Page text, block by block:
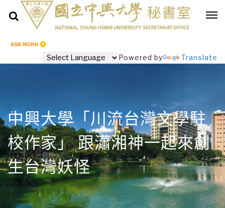
Powered by Translate
中興大學「川流台灣文學駐
校作家」 跟瀟湘神一起來創
生台灣妖怪